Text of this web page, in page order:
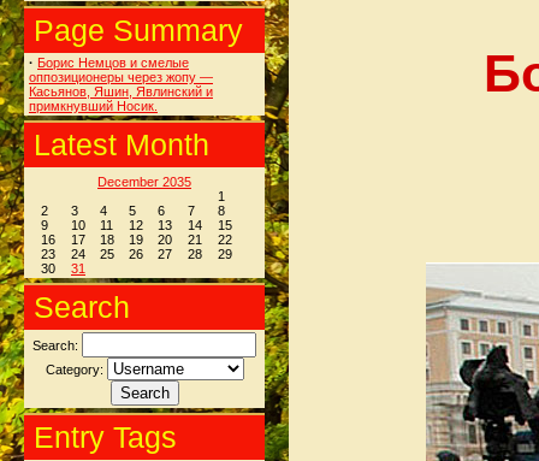
Page Summary
· Борис Немцов и смелые
оппозиционеры через жопу —
Касьянов, Яшин, Явлинский и
примкнувший Носик.
Latest Month
December 2035
1
2
3 4 5 6 7
8
9
10 11 12 13 14
15
16
17 18 19 20 21
22
23
24 25 26 27 28
29
30
31
Search
Search:
Category:
Entry Tags